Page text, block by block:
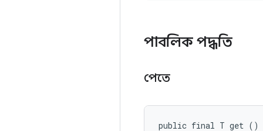
পাবলিক পদ্ধতি
পেতে
public final T get ()